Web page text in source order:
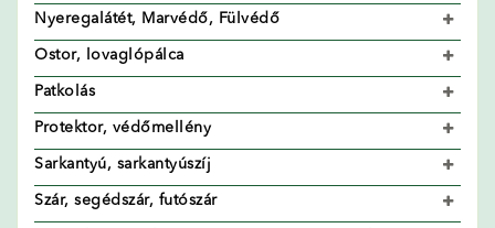
Nyeregalátét, Marvédő, Fülvédő
Ostor, lovaglópálca
Patkolás
Protektor, védőmellény
Sarkantyú, sarkantyúszíj
Szár, segédszár, futószár